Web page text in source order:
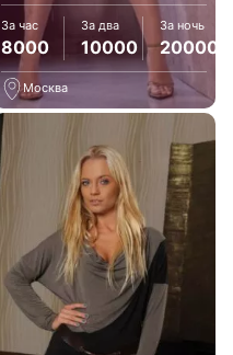
За час
8000
За два
10000
За ночь
20000
Москва